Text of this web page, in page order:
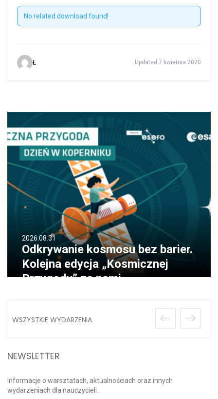
2026.08.31
Odkrywanie kosmosu bez barier.
Kolejna edycja „Kosmicznej
Przygody” za nami
WSZYSTKIE WYDARZENIA
NEWSLETTER
Informacje o warsztatach, aktualnościach oraz innych
wydarzeniach dla nauczycieli.
No related download found!
Ł Updated 7 kwietnia 2020